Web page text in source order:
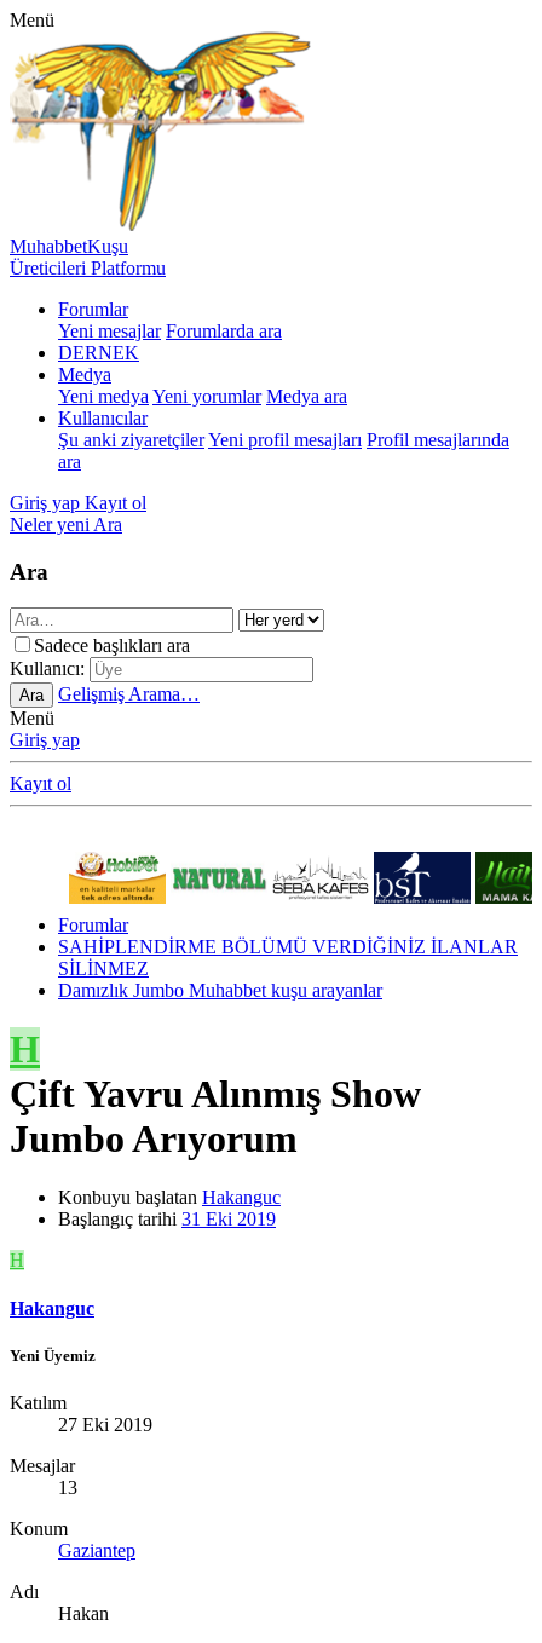
Menü
MuhabbetKuşu
Üreticileri Platformu
Forumlar
Yeni mesajlar Forumlarda ara
DERNEK
Medya
Yeni medya Yeni yorumlar Medya ara
Kullanıcılar
Şu anki ziyaretçilerYeni profil mesajları Profil mesajlarında
ara
Giriş yap Kayıt ol
Neler yeni Ara
Ara
Sadece başlıkları ara
Kullanıcı:
Ara
Gelişmiş Arama…
Menü
Giriş yap
Kayıt ol
Forumlar
SAHİPLENDİRME BÖLÜMÜ VERDİĞİNİZ İLANLAR
SİLİNMEZ
Damızlık Jumbo Muhabbet kuşu arayanlar
H
Çift Yavru Alınmış Show
Jumbo Arıyorum
Konbuyu başlatan Hakanguc
Başlangıç tarihi 31 Eki 2019
H
Hakanguc
Yeni Üyemiz
Katılım
27 Eki 2019
Mesajlar
13
Konum
Gaziantep
Adı
Hakan